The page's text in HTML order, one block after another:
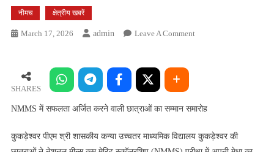
नीमच क्षेत्रीय खबरें
March 17, 2026 Admin Leave A CommentOn
अर्जित
छात्राओं
SHARES
​NMMS में सफलता अर्जित करने वाली छात्राओं का सम्मान समारोह
​कुकड़ेश्वर पीएम श्री शासकीय कन्या उच्चतर माध्यमिक विद्यालय कुकड़ेश्वर की